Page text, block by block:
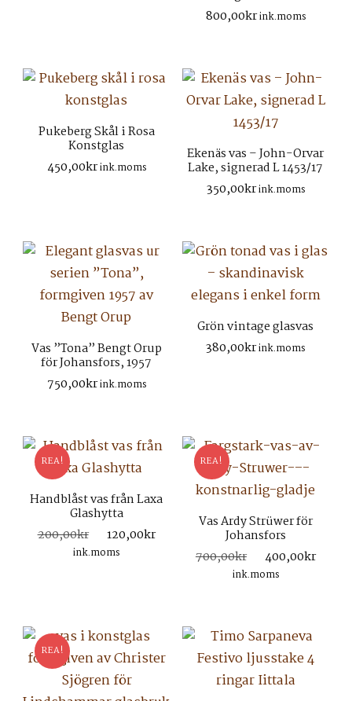
800,00krink.moms
Pukeberg Skål i Rosa
Konstglas
450,00krink.moms
Ekenäs vas – John-Orvar
Lake, signerad L 1453/17
350,00krink.moms
Vas ”Tona” Bengt Orup
för Johansfors, 1957
750,00krink.moms
Grön vintage glasvas
380,00krink.moms
REA!
Handblåst vas från Laxa
Glashytta
200,00kr
Det
ursprungliga
120,00kr
nuvarande
ink.moms
REA!
Vas Ardy Strüwer för
Johansfors
700,00kr
Det
ursprungliga
400,00kr
ink.moms
REA!